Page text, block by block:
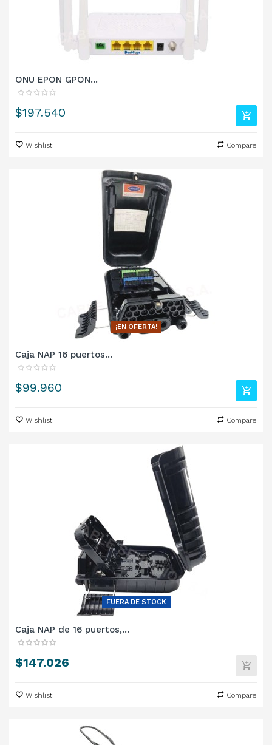
ONU EPON GPON...
Precio
$197.540
Wishlist Compare
¡EN OFERTA!
Caja NAP 16 puertos...
Precio
$99.960
Wishlist Compare
FUERA DE STOCK
Caja NAP de 16 puertos,...
Precio
$147.026
Wishlist Compare